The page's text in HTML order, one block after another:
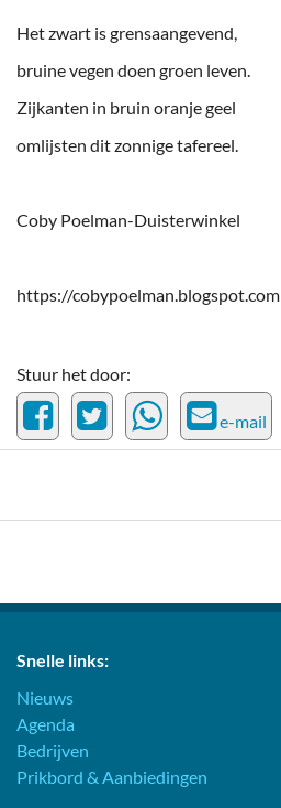
Het zwart is grensaangevend,
bruine vegen doen groen leven.
Zijkanten in bruin oranje geel
omlijsten dit zonnige tafereel.
Coby Poelman-Duisterwinkel
https://cobypoelman.blogspot.com
Stuur het door:
e-mail
Snelle links:
Nieuws
Agenda
Bedrijven
Prikbord & Aanbiedingen